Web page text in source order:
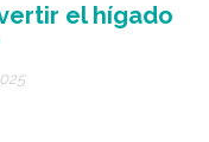
el hígado